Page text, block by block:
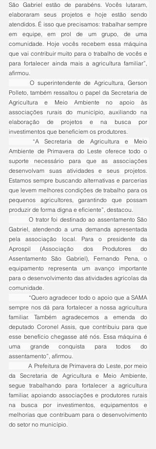
São Gabriel estão de parabéns. Vocês lutaram,
elaboraram seus projetos e hoje estão sendo
atendidos. É isso que precisamos: trabalhar sempre
em equipe, em prol de um grupo, de uma
comunidade. Hoje vocês recebem essa máquina
que vai contribuir muito para o trabalho de vocês e
para fortalecer ainda mais a agricultura familiar”,
afirmou.
	O superintendente de Agricultura, Gerson
Polleto, também ressaltou o papel da Secretaria de
Agricultura e Meio Ambiente no apoio às
associações rurais do município, auxiliando na
elaboração de projetos e na busca por
investimentos que beneficiem os produtores.
Ambiente de Primavera do Leste oferece todo o
suporte necessário para que as associações
desenvolvam suas atividades e seus projetos.
Estamos sempre buscando alternativas e parcerias
que levem melhores condições de trabalho para os
pequenos agricultores, garantindo que possam
produzir de forma digna e eficiente”, destacou.
	O trator foi destinado ao assentamento São
Gabriel, atendendo a uma demanda apresentada
pela associação local. Para o presidente da
Aprospil (Associação dos Produtores do
Assentamento São Gabriel), Fernando Pena, o
equipamento representa um avanço importante
para o desenvolvimento das atividades agrícolas da
comunidade.
sempre nos dá para fortalecer a nossa agricultura
familiar. Também agradecemos a emenda do
deputado Coronel Assis, que contribuiu para que
esse benefício chegasse até nós. Essa máquina é
uma grande conquista para todos do
assentamento”, afirmou.
	A Prefeitura de Primavera do Leste, por meio
da Secretaria de Agricultura e Meio Ambiente,
segue trabalhando para fortalecer a agricultura
familiar, apoiando associações e produtores rurais
na busca por investimentos, equipamentos e
melhorias que contribuam para o desenvolvimento
do setor no município.